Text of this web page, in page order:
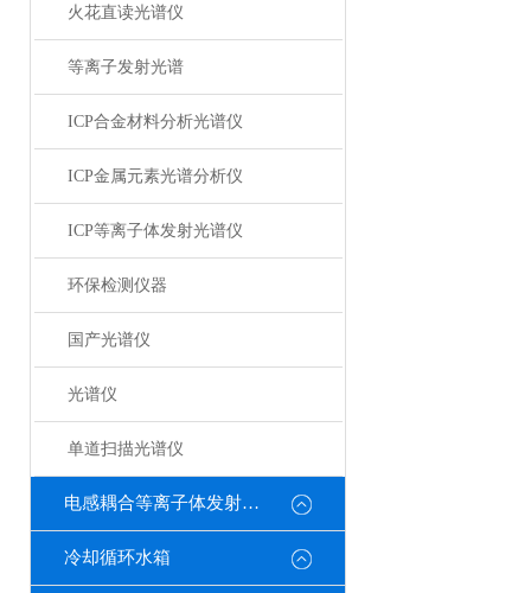
火花直读光谱仪
等离子发射光谱
ICP合金材料分析光谱仪
ICP金属元素光谱分析仪
ICP等离子体发射光谱仪
环保检测仪器
国产光谱仪
光谱仪
单道扫描光谱仪
电感耦合等离子体发射光谱仪
冷却循环水箱